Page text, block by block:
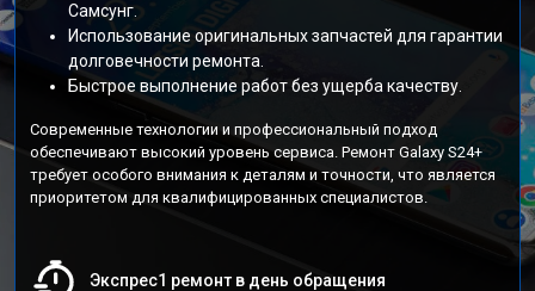
Самсунг.
Использование оригинальных запчастей для гарантии
долговечности ремонта.
Быстрое выполнение работ без ущерба качеству.
Современные технологии и профессиональный подход
обеспечивают высокий уровень сервиса. Ремонт Galaxy S24+
требует особого внимания к деталям и точности, что является
приоритетом для квалифицированных специалистов.
Экспрес1 ремонт в день обращения